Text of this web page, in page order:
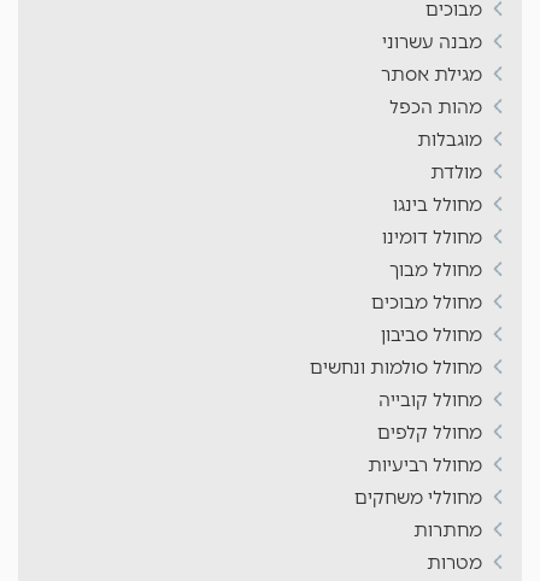
מבוכים
מבנה עשרוני
מגילת אסתר
מהות הכפל
מוגבלות
מולדת
מחולל בינגו
מחולל דומינו
מחולל מבוך
מחולל מבוכים
מחולל סביבון
מחולל סולמות ונחשים
מחולל קובייה
מחולל קלפים
מחולל רביעיות
מחוללי משחקים
מחתרות
מטרות